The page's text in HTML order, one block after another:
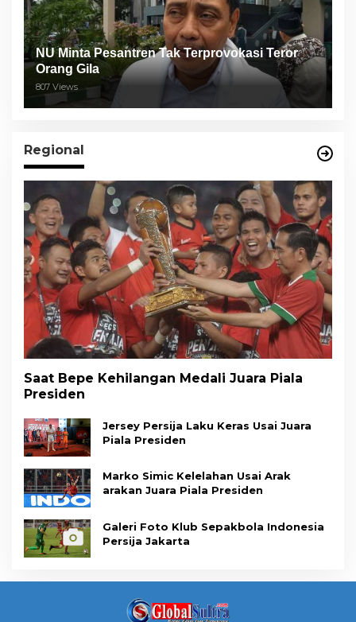
NU Minta Pesantren Tak Terprovokasi Teror
Orang Gila
807 Views
Regional
Saat Bepe Kehilangan Medali Juara Piala
Presiden
Jersey Persija Laku Keras Usai Juara
Piala Presiden
Marko Simic Kelelahan Usai Arak
arakan Juara Piala Presiden
Galeri Foto Klub Sepakbola Indonesia
Persija Jakarta